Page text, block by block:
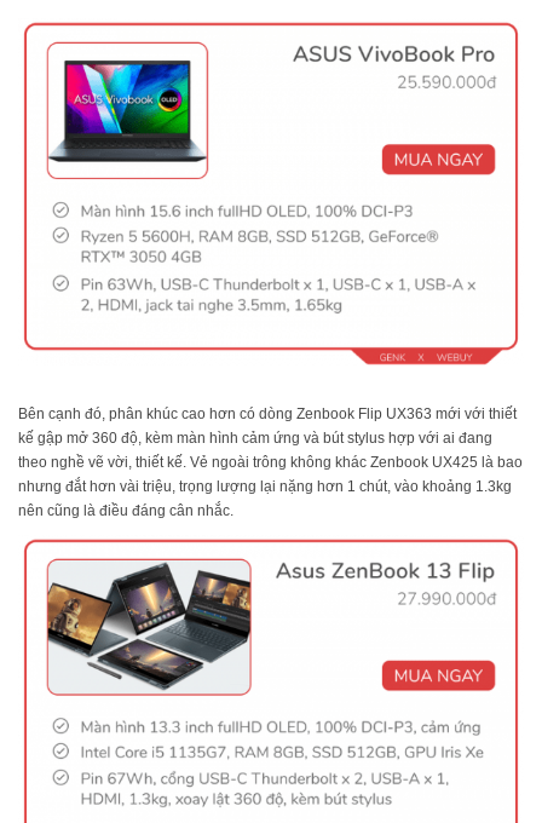
Bên cạnh đó, phân khúc cao hơn có dòng Zenbook Flip UX363 mới với thiết
kế gập mở 360 độ, kèm màn hình cảm ứng và bút stylus hợp với ai đang
theo nghề vẽ vời, thiết kế. Vẻ ngoài trông không khác Zenbook UX425 là bao
nhưng đắt hơn vài triệu, trọng lượng lại nặng hơn 1 chút, vào khoảng 1.3kg
nên cũng là điều đáng cân nhắc.